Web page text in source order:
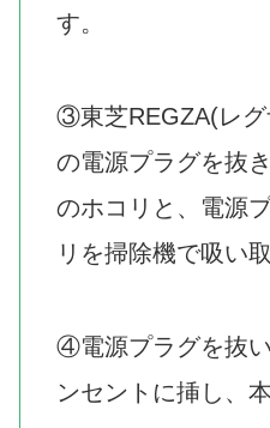
す。
③東芝REGZA(レグ
の電源プラグを抜
のホコリと、電源
リを掃除機で吸い取
④電源プラグを抜
ンセントに挿し、